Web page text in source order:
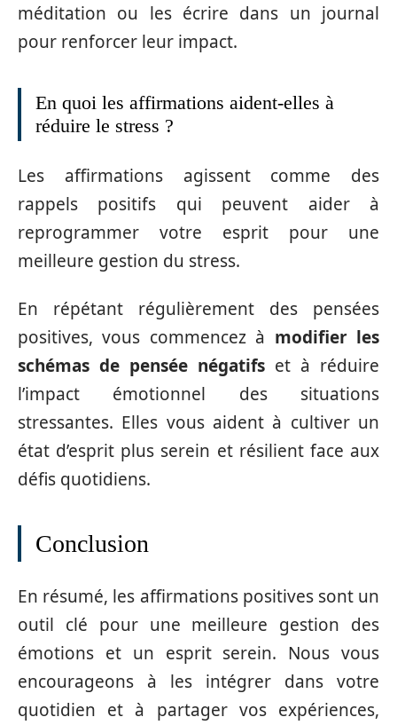
méditation ou les écrire dans un journal
pour renforcer leur impact.
En quoi les affirmations aident-elles à
réduire le stress ?
Les affirmations agissent comme des
rappels positifs qui peuvent aider à
reprogrammer votre esprit pour une
meilleure gestion du stress.
En répétant régulièrement des pensées
positives, vous commencez à modifier les
schémas de pensée négatifs et à réduire
l’impact émotionnel des situations
stressantes. Elles vous aident à cultiver un
état d’esprit plus serein et résilient face aux
défis quotidiens.
Conclusion
En résumé, les affirmations positives sont un
outil clé pour une meilleure gestion des
émotions et un esprit serein. Nous vous
encourageons à les intégrer dans votre
quotidien et à partager vos expériences,